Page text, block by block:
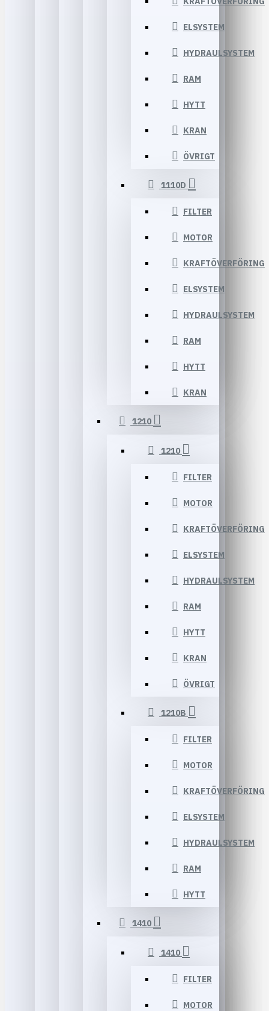
ELSYSTEM
HYDRAULSYSTEM
RAM
HYTT
KRAN
ÖVRIGT
1110D
FILTER
MOTOR
KRAFTÖVERFÖRING
ELSYSTEM
HYDRAULSYSTEM
RAM
HYTT
KRAN
1210
1210
FILTER
MOTOR
KRAFTÖVERFÖRING
ELSYSTEM
HYDRAULSYSTEM
RAM
HYTT
KRAN
ÖVRIGT
1210B
FILTER
MOTOR
KRAFTÖVERFÖRING
ELSYSTEM
HYDRAULSYSTEM
RAM
HYTT
1410
1410
FILTER
MOTOR